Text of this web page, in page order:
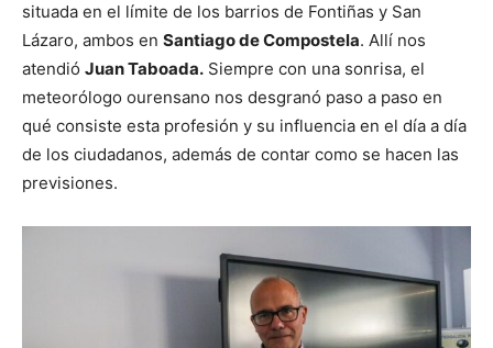
situada en el límite de los barrios de Fontiñas y San
Lázaro, ambos en Santiago de Compostela. Allí nos
atendió Juan Taboada. Siempre con una sonrisa, el
meteorólogo ourensano nos desgranó paso a paso en
qué consiste esta profesión y su influencia en el día a día
de los ciudadanos, además de contar como se hacen las
previsiones.